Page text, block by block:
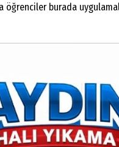
öğrenciler burada